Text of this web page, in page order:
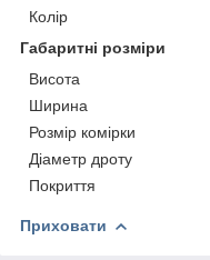
Колір
Габаритні розміри
Висота
Ширина
Розмір комірки
Діаметр дроту
Покриття
Приховати